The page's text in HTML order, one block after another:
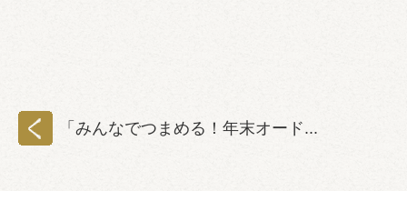
「みんなでつまめる！年末オード...